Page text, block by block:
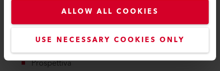
ALLOW ALL COOKIES
USE NECESSARY COOKIES ONLY
Costi operativi della saldatura ad aria calda e
potenziali risparmi
Pro e contro delle diverse tecnologie
Conclusione
Prospettiva